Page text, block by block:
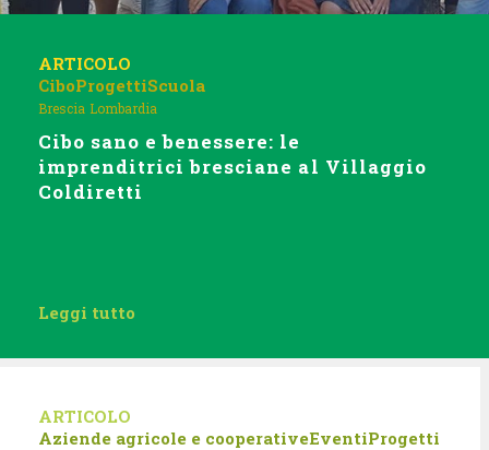
ARTICOLO
CiboProgettiScuola
Brescia Lombardia
Cibo sano e benessere: le
imprenditrici bresciane al Villaggio
Coldiretti
Leggi tutto
ARTICOLO
Aziende agricole e cooperativeEventiProgetti